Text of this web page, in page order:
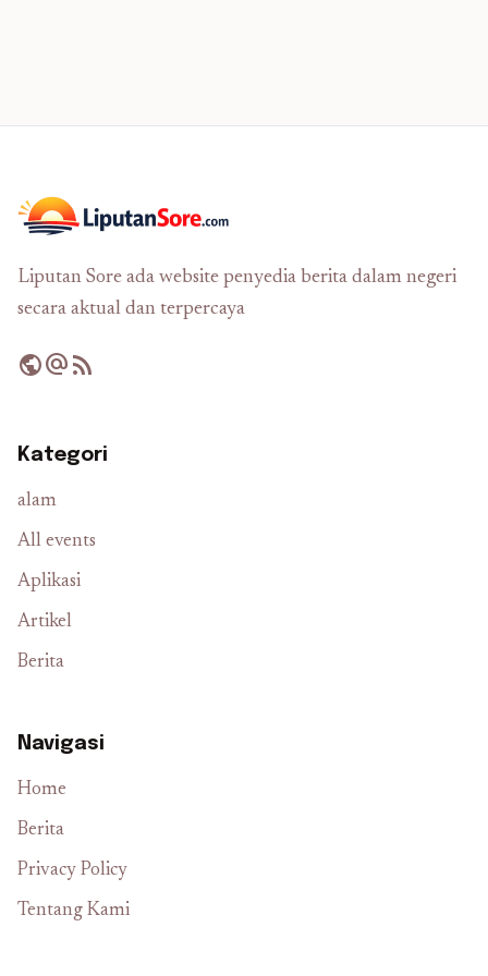
Liputan Sore ada website penyedia berita dalam negeri
secara aktual dan terpercaya
publicalternate_emailrss_feed
Kategori
alam
All events
Aplikasi
Artikel
Berita
Navigasi
Home
Berita
Privacy Policy
Tentang Kami